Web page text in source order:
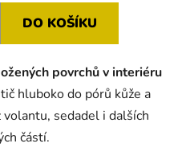
DO KOŠÍKU
povrchů v interiéru
hluboko do pórů kůže a
sedadel i dalších
částí.